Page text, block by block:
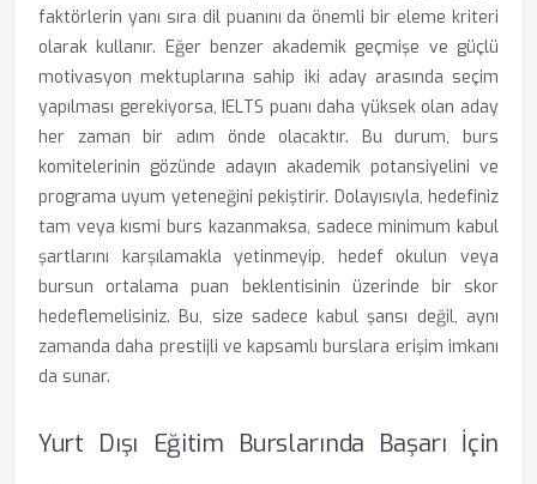
faktörlerin yanı sıra dil puanını da önemli bir eleme kriteri
olarak kullanır. Eğer benzer akademik geçmişe ve güçlü
motivasyon mektuplarına sahip iki aday arasında seçim
yapılması gerekiyorsa, IELTS puanı daha yüksek olan aday
her zaman bir adım önde olacaktır. Bu durum, burs
komitelerinin gözünde adayın akademik potansiyelini ve
programa uyum yeteneğini pekiştirir. Dolayısıyla, hedefiniz
tam veya kısmi burs kazanmaksa, sadece minimum kabul
şartlarını karşılamakla yetinmeyip, hedef okulun veya
bursun ortalama puan beklentisinin üzerinde bir skor
hedeflemelisiniz. Bu, size sadece kabul şansı değil, aynı
zamanda daha prestijli ve kapsamlı burslara erişim imkanı
da sunar.
Yurt Dışı Eğitim Burslarında Başarı İçin